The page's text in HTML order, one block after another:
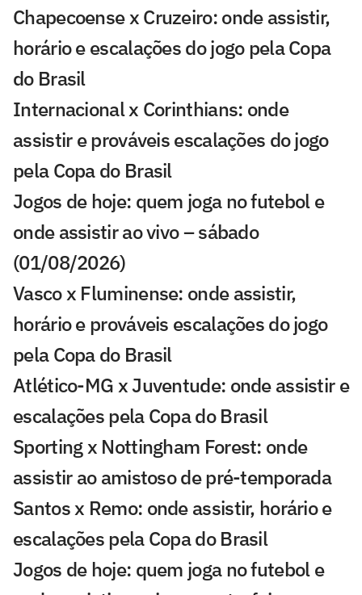
Chapecoense x Cruzeiro: onde assistir,
horário e escalações do jogo pela Copa
do Brasil
Internacional x Corinthians: onde
assistir e prováveis escalações do jogo
pela Copa do Brasil
Jogos de hoje: quem joga no futebol e
onde assistir ao vivo – sábado
(01/08/2026)
Vasco x Fluminense: onde assistir,
horário e prováveis escalações do jogo
pela Copa do Brasil
Atlético-MG x Juventude: onde assistir e
escalações pela Copa do Brasil
Sporting x Nottingham Forest: onde
assistir ao amistoso de pré-temporada
Santos x Remo: onde assistir, horário e
escalações pela Copa do Brasil
Jogos de hoje: quem joga no futebol e